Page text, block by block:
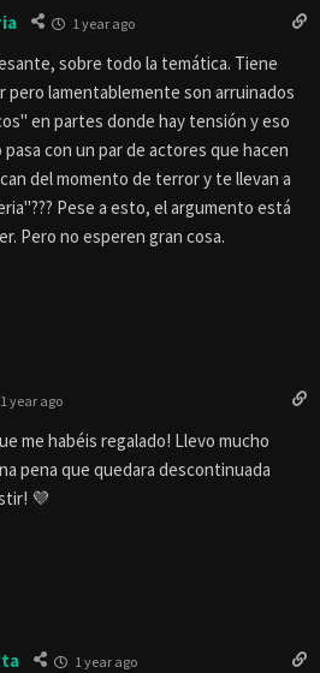
1 year ago
sobre todo la temática. Tiene
lamentablemente son arruinados
en partes donde hay tensión y eso
pasa con un par de actores que hacen
del momento de terror y te llevan a
Pese a esto, el argumento está
Pero no esperen gran cosa.
1 year ago
me habéis regalado! Llevo mucho
pena que quedara descontinuada
💜
1 year ago